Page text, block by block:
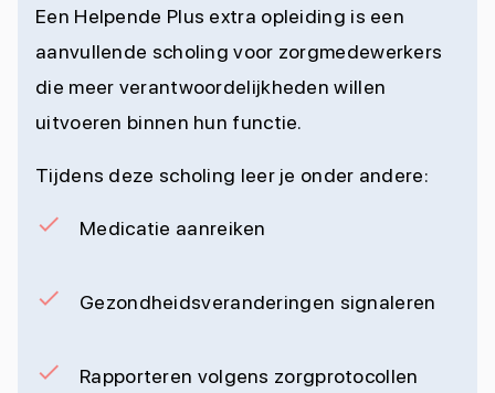
Een Helpende Plus extra opleiding is een
aanvullende scholing voor zorgmedewerkers
die meer verantwoordelijkheden willen
uitvoeren binnen hun functie.
Tijdens deze scholing leer je onder andere:
Medicatie aanreiken
Gezondheidsveranderingen signaleren
Rapporteren volgens zorgprotocollen